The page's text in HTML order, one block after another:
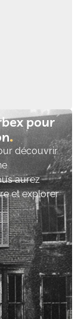
pour
découvrir
aurez
et explorer